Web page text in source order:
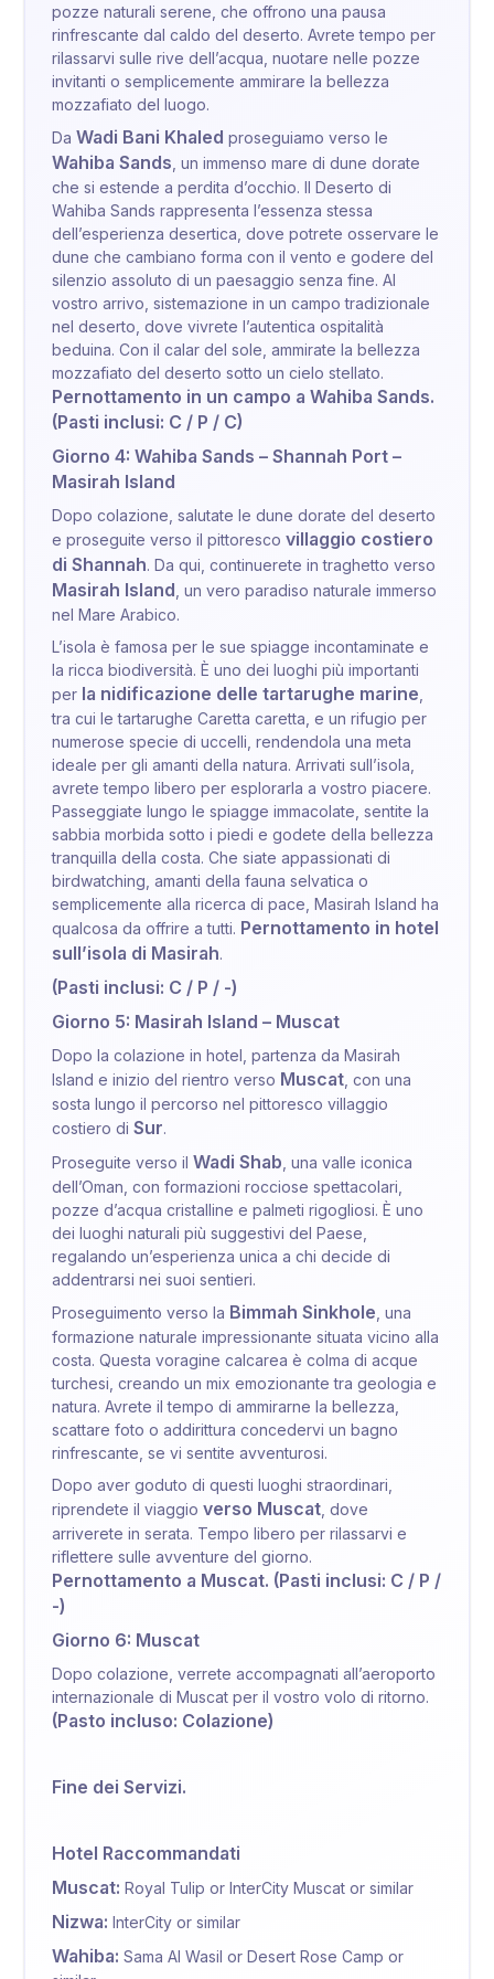
pozze naturali serene, che offrono una pausa
rinfrescante dal caldo del deserto. Avrete tempo per
rilassarvi sulle rive dell’acqua, nuotare nelle pozze
invitanti o semplicemente ammirare la bellezza
mozzafiato del luogo.
Da Wadi Bani Khaled proseguiamo verso le
Wahiba Sands , un immenso mare di dune dorate
che si estende a perdita d’occhio. Il Deserto di
Wahiba Sands rappresenta l’essenza stessa
dell’esperienza desertica, dove potrete osservare le
dune che cambiano forma con il vento e godere del
silenzio assoluto di un paesaggio senza fine. Al
vostro arrivo, sistemazione in un campo tradizionale
nel deserto, dove vivrete l’autentica ospitalità
beduina. Con il calar del sole, ammirate la bellezza
mozzafiato del deserto sotto un cielo stellato.
Pernottamento in un campo a Wahiba Sands.
(Pasti inclusi: C / P / C)
Giorno 4: Wahiba Sands – Shannah Port –
Masirah Island
Dopo colazione, salutate le dune dorate del deserto
e proseguite verso il pittoresco villaggio costiero
di Shannah. Da qui, continuerete in traghetto verso
Masirah Island , un vero paradiso naturale immerso
nel Mare Arabico.
L’isola è famosa per le sue spiagge incontaminate e
la ricca biodiversità. È uno dei luoghi più importanti
per la nidificazione delle tartarughe marine
tra cui le tartarughe Caretta caretta, e un rifugio per
numerose specie di uccelli, rendendola una meta
ideale per gli amanti della natura. Arrivati sull’isola,
avrete tempo libero per esplorarla a vostro piacere.
Passeggiate lungo le spiagge immacolate, sentite la
sabbia morbida sotto i piedi e godete della bellezza
tranquilla della costa. Che siate appassionati di
birdwatching, amanti della fauna selvatica o
semplicemente alla ricerca di pace, Masirah Island ha
qualcosa da offrire a tutti. Pernottamento in hotel
sull’isola di Masirah.
(Pasti inclusi: C / P / -)
Giorno 5: Masirah Island – Muscat
Dopo la colazione in hotel, partenza da Masirah
Island e inizio del rientro verso Muscat , con una
sosta lungo il percorso nel pittoresco villaggio
costiero di Sur.
Proseguite verso il Wadi Shab , una valle iconica
dell’Oman, con formazioni rocciose spettacolari,
pozze d’acqua cristalline e palmeti rigogliosi. È uno
dei luoghi naturali più suggestivi del Paese,
regalando un’esperienza unica a chi decide di
addentrarsi nei suoi sentieri.
Proseguimento verso la Bimmah Sinkhole , una
formazione naturale impressionante situata vicino alla
costa. Questa voragine calcarea è colma di acque
turchesi, creando un mix emozionante tra geologia e
natura. Avrete il tempo di ammirarne la bellezza,
scattare foto o addirittura concedervi un bagno
rinfrescante, se vi sentite avventurosi.
Dopo aver goduto di questi luoghi straordinari,
riprendete il viaggio verso Muscat , dove
arriverete in serata. Tempo libero per rilassarvi e
riflettere sulle avventure del giorno.
Pernottamento a Muscat. (Pasti inclusi: C / P /
-)
Giorno 6: Muscat
Dopo colazione, verrete accompagnati all’aeroporto
internazionale di Muscat per il vostro volo di ritorno.
(Pasto incluso: Colazione)
Fine dei Servizi.
Hotel Raccommandati
Muscat: Royal Tulip or InterCity Muscat or similar
Nizwa: InterCity or similar
Wahiba: Sama Al Wasil or Desert Rose Camp or